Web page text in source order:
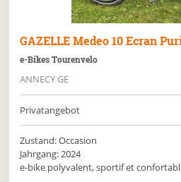
GAZELLE Medeo 10 Ecran
e-Bikes Tourenvelo
ANNECY GE
Privatangebot
Zustand: Occasion
Jahrgang: 2024
e-bike polyvalent, sportif et